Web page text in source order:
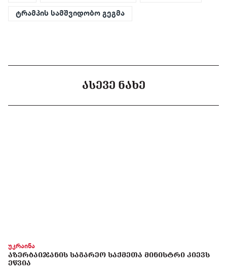
ტრამპის სამშვიდობო გეგმა
ᲐᲡᲔᲕᲔ ᲜᲐᲮᲔ
უკრაინა
ᲐᲖᲔᲠᲑᲐᲘᲯᲐᲜᲘᲡ ᲡᲐᲒᲐᲠᲔᲝ ᲡᲐᲥᲛᲔᲗᲐ ᲛᲘᲜᲘᲡᲢᲠᲘ ᲙᲘᲔᲕᲡ
ᲔᲬᲕᲘᲐ